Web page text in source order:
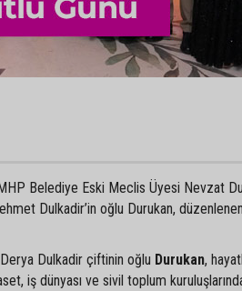
Belediye Eski Meclis Üyesi Nevzat
Dulkadir’in oğlu Durukan,
Dulkadir çiftinin oğlu Durukan,
iş dünyası ve sivil toplum